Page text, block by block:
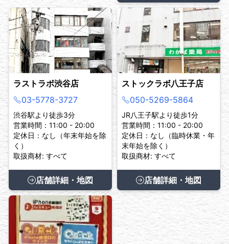
ラストラボ渋谷店
03-5778-3727
渋谷駅より徒歩3分
営業時間：11:00 - 20:00
定休日：なし（年末年始を除
く）
取扱商材: すべて
店舗詳細・地図
ストックラボ八王子店
050-5269-5864
JR八王子駅より徒歩1分
営業時間：11:00 - 20:00
定休日：なし（臨時休業・年
末年始を除く）
取扱商材: すべて
店舗詳細・地図